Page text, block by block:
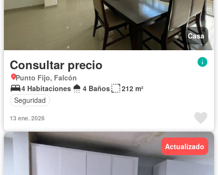
Casa
Consultar precio
Punto Fijo, Falcón
4 Habitaciones
4 Baños
212 m²
Seguridad
13 ene. 2026
Actualizado